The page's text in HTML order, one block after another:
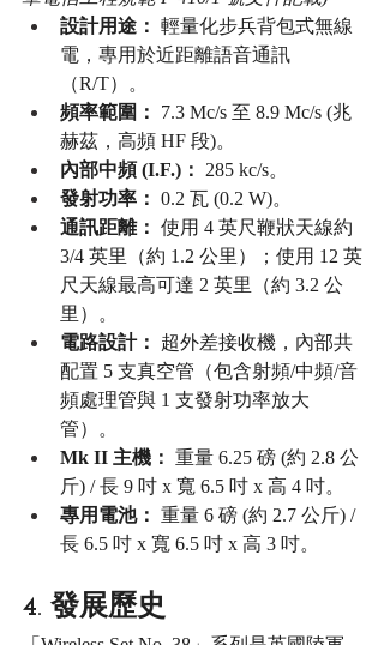
設計用途： 輕量化步兵背包式無線
電，專用於近距離語音通訊
（R/T）。
頻率範圍：
7.3 Mc/s 至 8.9 Mc/s (兆
赫茲，高頻 HF 段)。
內部中頻 (I.F.)：
285 kc/s。
發射功率： 0.2 瓦 (0.2 W)。
通訊距離： 使用 4 英尺鞭狀天線約
3/4 英里（約 1.2 公里）；使用 12 英
尺天線最高可達 2 英里（約 3.2 公
里）。
電路設計：
超外差接收機，內部共
配置 5 支真空管（包含射頻/中頻/音
頻處理管與 1 支發射功率放大
管）。
Mk II 主機： 重量 6.25 磅 (約 2.8 公
斤) / 長 9 吋 x 寬 6.5 吋 x 高 4 吋。
專用電池： 重量 6 磅 (約 2.7 公斤) /
長 6.5 吋 x 寬 6.5 吋 x 高 3 吋。
4. 發展歷史